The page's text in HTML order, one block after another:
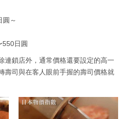
～
日圓
鎖店外，通常價格還要設定的高一
壽司與在客人眼前手握的壽司價格就